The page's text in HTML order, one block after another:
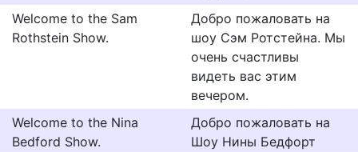
Welcome to the Sam
Rothstein Show.
Добро пожаловать на
шоу Сэм Ротстейна. Мы
очень счастливы
видеть вас этим
вечером.
Welcome to the Nina
Bedford Show.
Добро пожаловать на
Шоу Нины Бедфорт